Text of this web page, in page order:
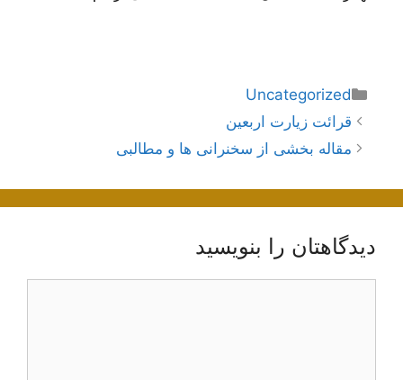
دسته‌ها
Uncategorized
ناوبری
نوشته‌ها
قرائت زیارت اربعین
مقاله بخشی از سخنرانی ها و مطالبی
دیدگاهتان را بنویسید